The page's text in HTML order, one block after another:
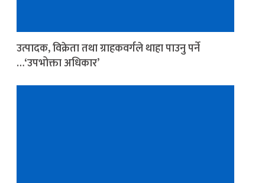
उत्पादक, विक्रेता तथा ग्राहकवर्गले थाहा पाउनु पर्ने
…‘उपभोक्ता अधिकार’